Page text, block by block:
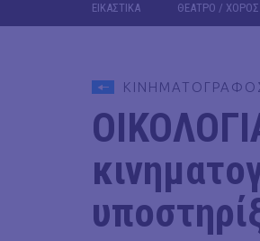
ΕΙΚΑΣΤΙΚΑ ΘΕΑΤΡΟ / ΧΟΡΟΣ